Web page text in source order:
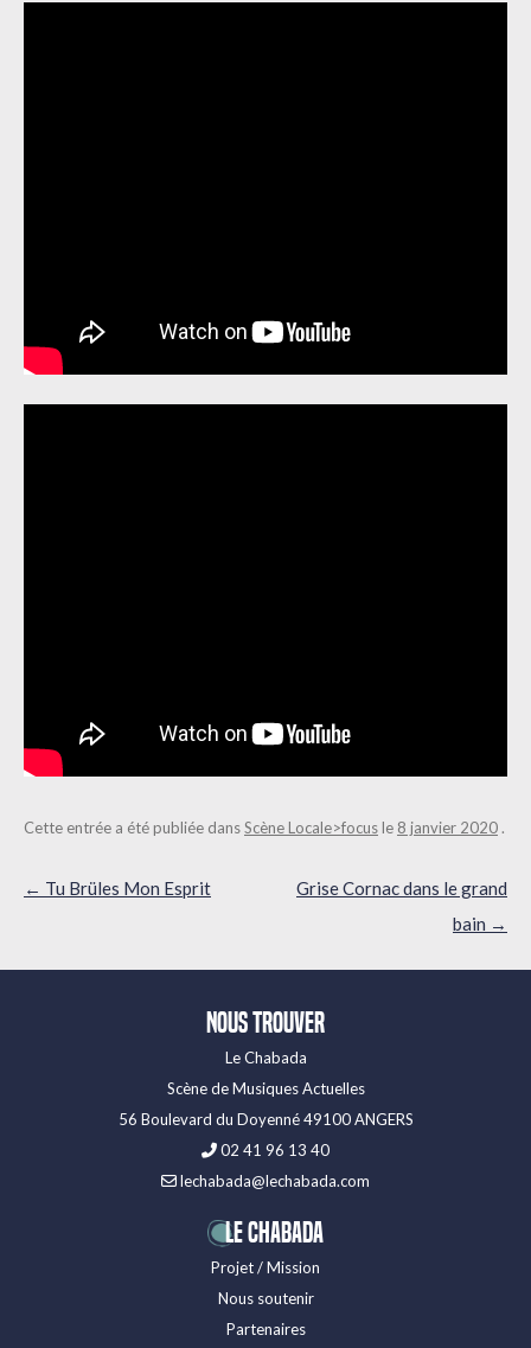
Cette entrée a été publiée dansScène Locale>focus le 8 janvier 2020.
Navigation
← Tu Brüles Mon Esprit
Grise Cornac dans le grand
bain →
Nous trouver
Le Chabada
Scène de Musiques Actuelles
56 Boulevard du Doyenné 49100 ANGERS
02 41 96 13 40
lechabada@lechabada.com
LE CHABADA
Projet / Mission
Nous soutenir
Partenaires